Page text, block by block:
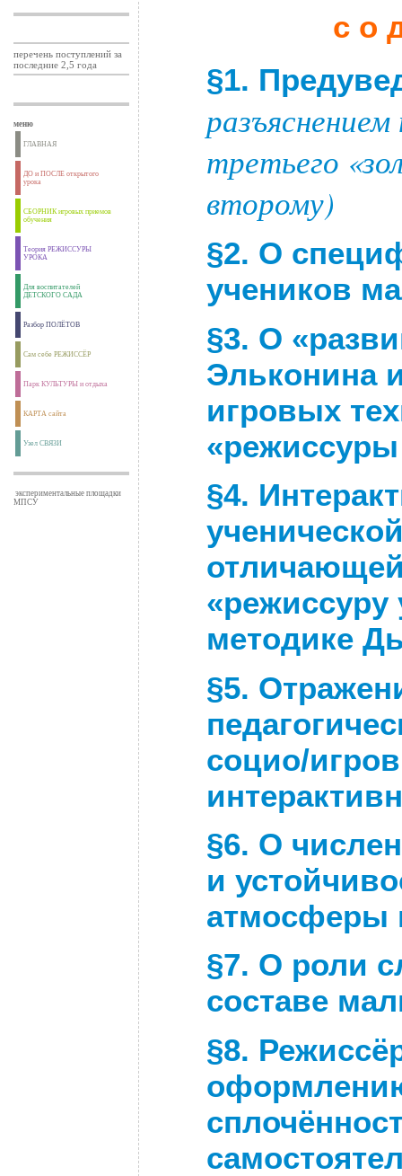
перечень поступлений за
последние 2,5 года
меню
ГЛАВНАЯ
ДО и ПОСЛЕ открытого
урока
СБОРНИК игровых приемов
обучения
Теория РЕЖИССУРЫ
УРОКА
Для воспитателей
ДЕТСКОГО САДА
Разбор ПОЛЁТОВ
Сам себе РЕЖИССЁР
Парк КУЛЬТУРЫ и отдыха
КАРТА сайта
Узел СВЯЗИ
экспериментальные площадки
МПСУ
с о
§1.
третьего
второму)
§2. О
учеников
§3. О
Эльконина
игровых
«режиссуры
§4.
«режиссуру
методике
§5.
социо/
§6. О
и
атмосферы
§7. О роли
составе
§8.